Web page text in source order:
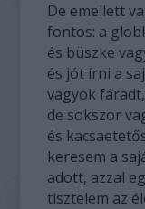
De emellett
fontos: a
és büszke
és jót írni a
vagyok
de sokszor
és
keresem a
adott, azzal
tisztelem az